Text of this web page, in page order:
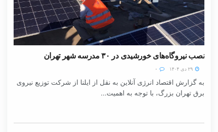
نصب نیروگاه‌های خورشیدی در ۳۰ مدرسه شهر تهران
به گزارش اقتصاد انرژی آنلاین به نقل از ایلنا از شرکت توزیع نیروی
برق تهران بزرگ، با توجه به اهمیت...